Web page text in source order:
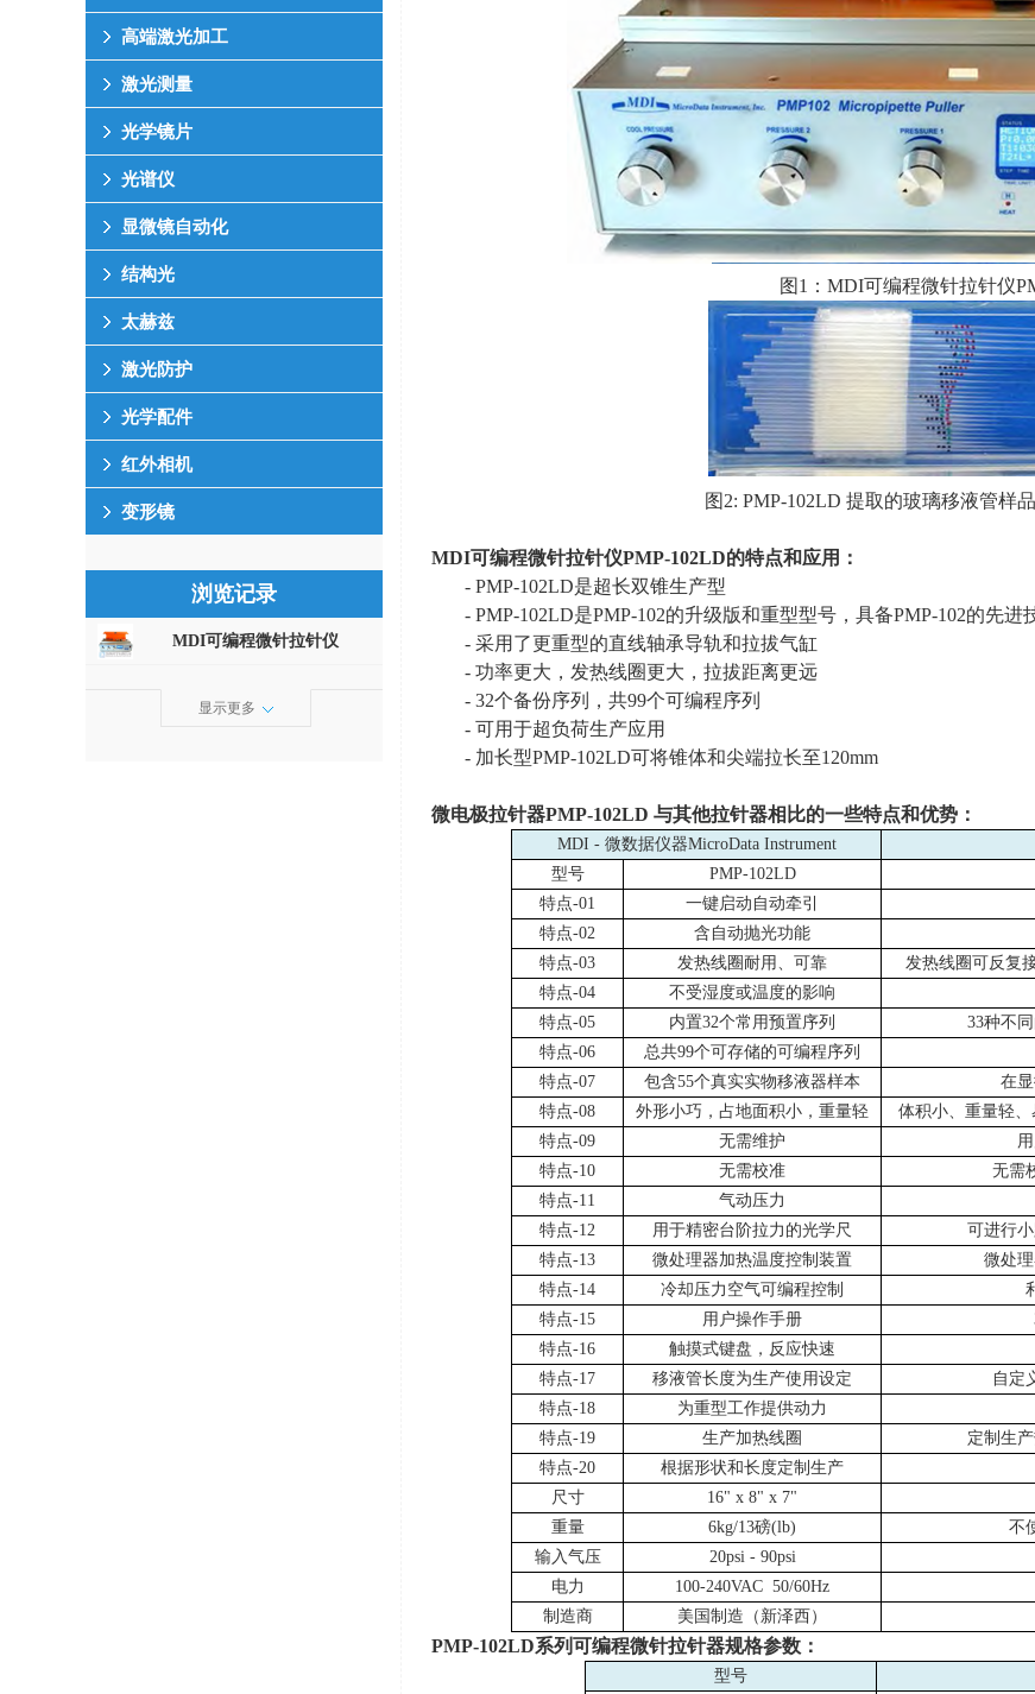
高端激光加工
激光测量
光学镜片
光谱仪
显微镜自动化
结构光
太赫兹
激光防护
光学配件
红外相机
变形镜
浏览记录
MDI可编程微针拉针仪
显示更多
图 1 ：MDI可编程微针拉针仪
图 2: PMP-102LD 提取的玻璃移液管样
MDI可编程微针拉针仪PMP-102LD的特点和应用：
- PMP-102LD是超长双锥生产型
- PMP-102LD是PMP-102的升级版和重型型号，具备PMP-102的先进
- 采用了更重型的直线轴承导轨和拉拔气缸
- 功率更大，发热线圈更大，拉拔距离更远
- 32个备份序列，共99个可编程序列
- 可用于超负荷生产应用
- 加长型PMP-102LD可将锥体和尖端拉长至120mm
微电极拉针器PMP-102LD 与其他拉针器相比的一些特点和优势：
MDI - 微数据仪器MicroData Instrument
型号
PMP-102LD
特点-01 一键启动自动牵引
特点-02 含自动抛光功能
特点-03 发热线圈耐用、可靠 发热线圈可反复
特点-04 不受湿度或温度的影响
特点-05 内置32个常用预置序列 33种不
特点-06 总共99个可存储的可编程序列
特点-07 包含55个真实实物移液器样本
在
特点-08 外形小巧，占地面积小，重量轻 体积小、重量轻
特点-09 无需维护
特点-10 无需校准
无需
特点-11 气动压力
特点-12 用于精密台阶拉力的光学尺
可进行
特点-13 微处理器加热温度控制装置
微处
特点-14 冷却压力空气可编程控制
特点-15 用户操作手册
特点-16 触摸式键盘，反应快速
特点-17 移液管长度为生产使用设定
自定
特点-18 为重型工作提供动力
特点-19 生产加热线圈
定制生
特点-20 根据形状和长度定制生产
尺寸
16" x 8" x 7"
重量
6kg/13磅(lb)
不
输入气压
20psi - 90psi
电力
100-240VAC 50/60Hz
制造商
美国制造（新泽西）
PMP-102LD系列可编程微针拉针器规格参数：
型号